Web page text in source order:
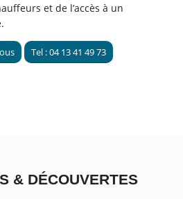
et de l’accès à un
Tel : 04 13 41 49 73
& DÉCOUVERTES